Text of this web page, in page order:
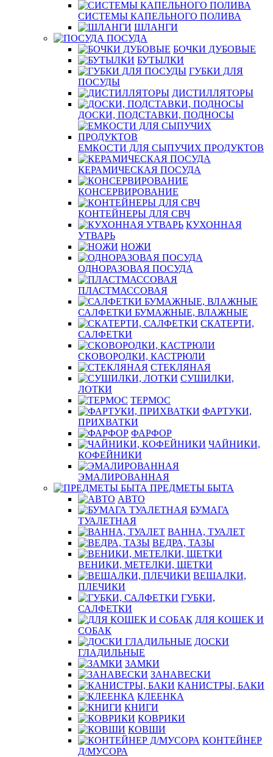
СИСТЕМЫ КАПЕЛЬНОГО ПОЛИВА
ШЛАНГИ
ПОСУДА
БОЧКИ ДУБОВЫЕ
БУТЫЛКИ
ГУБКИ ДЛЯ
ПОСУДЫ
ДИСТИЛЛЯТОРЫ
ДОСКИ, ПОДСТАВКИ, ПОДНОСЫ
ЕМКОСТИ ДЛЯ СЫПУЧИХ ПРОДУКТОВ
КЕРАМИЧЕСКАЯ ПОСУДА
КОНСЕРВИРОВАНИЕ
КОНТЕЙНЕРЫ ДЛЯ СВЧ
КУХОННАЯ
УТВАРЬ
НОЖИ
ОДНОРАЗОВАЯ ПОСУДА
ПЛАСТМАССОВАЯ
САЛФЕТКИ БУМАЖНЫЕ, ВЛАЖНЫЕ
СКАТЕРТИ,
САЛФЕТКИ
СКОВОРОДКИ, КАСТРЮЛИ
СТЕКЛЯНАЯ
СУШИЛКИ,
ЛОТКИ
ТЕРМОС
ФАРТУКИ,
ПРИХВАТКИ
ФАРФОР
ЧАЙНИКИ,
КОФЕЙНИКИ
ЭМАЛИРОВАННАЯ
ПРЕДМЕТЫ БЫТА
АВТО
БУМАГА
ТУАЛЕТНАЯ
ВАННА, ТУАЛЕТ
ВЕДРА, ТАЗЫ
ВЕНИКИ, МЕТЕЛКИ, ЩЕТКИ
ВЕШАЛКИ,
ПЛЕЧИКИ
ГУБКИ,
САЛФЕТКИ
ДЛЯ КОШЕК И
СОБАК
ДОСКИ
ГЛАДИЛЬНЫЕ
ЗАМКИ
ЗАНАВЕСКИ
КАНИСТРЫ, БАКИ
КЛЕЕНКА
КНИГИ
КОВРИКИ
КОВШИ
КОНТЕЙНЕР
Д/МУСОРА